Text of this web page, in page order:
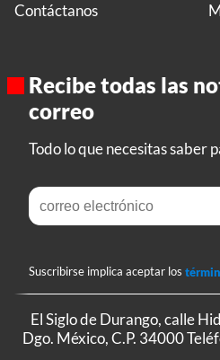
Contáctanos
Recibe todas las
correo
Todo lo que necesitas saber
Suscribirse implica aceptar los
El Siglo de Durango, calle
Dgo. México, C.P. 34000